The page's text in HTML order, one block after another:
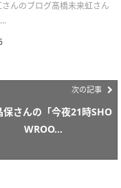
んのブログ髙橋未来虹さん
次の記事
保さんの「今夜21時SHO
WROO...